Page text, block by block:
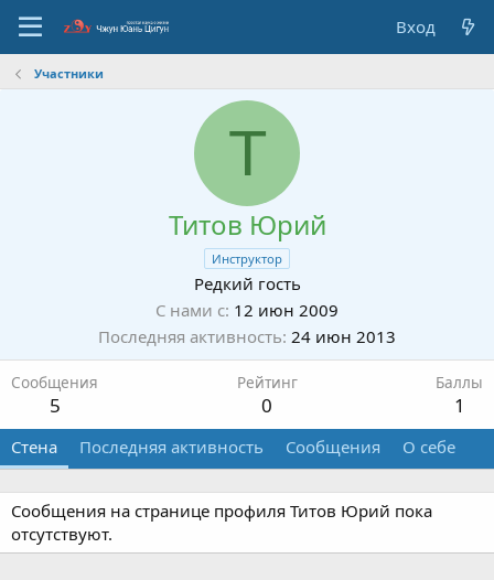
Вход
Участники
Т
Титов Юрий
Инструктор
Редкий гость
С нами с 12 июн 2009
Последняя активность 24 июн 2013
Сообщения
5
Рейтинг
0
Баллы
1
Стена Последняя активность Сообщения О себе
Сообщения на странице профиля Титов Юрий пока
отсутствуют.